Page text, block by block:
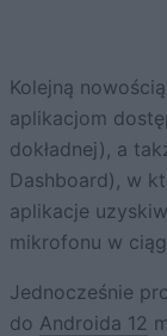
Kolejną
aplikacjom
dokładnej), a
Dashboard), w
aplikacje
mikrofonu w
Jednocześnie
do Androida 12